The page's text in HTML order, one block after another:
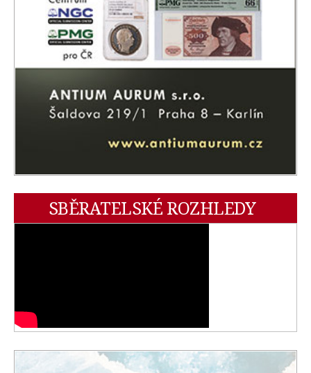
SBĚRATELSKÉ ROZHLEDY